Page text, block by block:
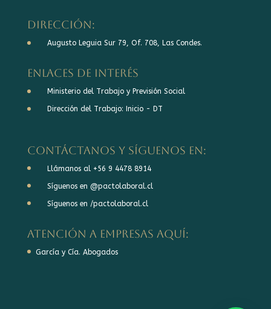
DIRECCIÓN:
Augusto Leguia Sur 79, Of. 708, Las Condes.
Enlaces de interés
Ministerio del Trabajo y Previsión Social
Dirección del Trabajo: Inicio - DT
Contáctanos y síguenos en:
Llámanos al +56 9 4478 8914
Síguenos en @pactolaboral.cl
Síguenos en /pactolaboral.cl
Atención a Empresas aquí:
García y Cía. Abogados